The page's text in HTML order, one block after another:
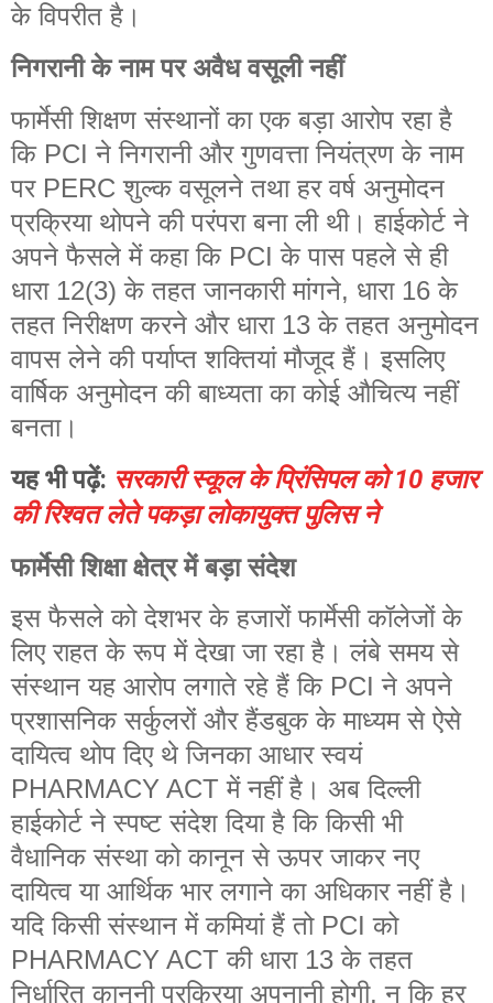
के विपरीत है।
निगरानी के नाम पर अवैध वसूली नहीं
फार्मेसी शिक्षण संस्थानों का एक बड़ा आरोप रहा है
कि PCI ने निगरानी और गुणवत्ता नियंत्रण के नाम
पर PERC शुल्क वसूलने तथा हर वर्ष अनुमोदन
प्रक्रिया थोपने की परंपरा बना ली थी। हाईकोर्ट ने
अपने फैसले में कहा कि PCI के पास पहले से ही
धारा 12(3) के तहत जानकारी मांगने, धारा 16 के
तहत निरीक्षण करने और धारा 13 के तहत अनुमोदन
वापस लेने की पर्याप्त शक्तियां मौजूद हैं। इसलिए
वार्षिक अनुमोदन की बाध्यता का कोई औचित्य नहीं
बनता।
यह भी पढ़ें: सरकारी स्कूल के प्रिंसिपल को 10 हजार
की रिश्वत लेते पकड़ा लोकायुक्त पुलिस ने
फार्मेसी शिक्षा क्षेत्र में बड़ा संदेश
इस फैसले को देशभर के हजारों फार्मेसी कॉलेजों के
लिए राहत के रूप में देखा जा रहा है। लंबे समय से
संस्थान यह आरोप लगाते रहे हैं कि PCI ने अपने
प्रशासनिक सर्कुलरों और हैंडबुक के माध्यम से ऐसे
दायित्व थोप दिए थे जिनका आधार स्वयं
PHARMACY ACT में नहीं है। अब दिल्ली
हाईकोर्ट ने स्पष्ट संदेश दिया है कि किसी भी
वैधानिक संस्था को कानून से ऊपर जाकर नए
दायित्व या आर्थिक भार लगाने का अधिकार नहीं है।
यदि किसी संस्थान में कमियां हैं तो PCI को
PHARMACY ACT की धारा 13 के तहत
निर्धारित कानूनी प्रक्रिया अपनानी होगी, न कि हर